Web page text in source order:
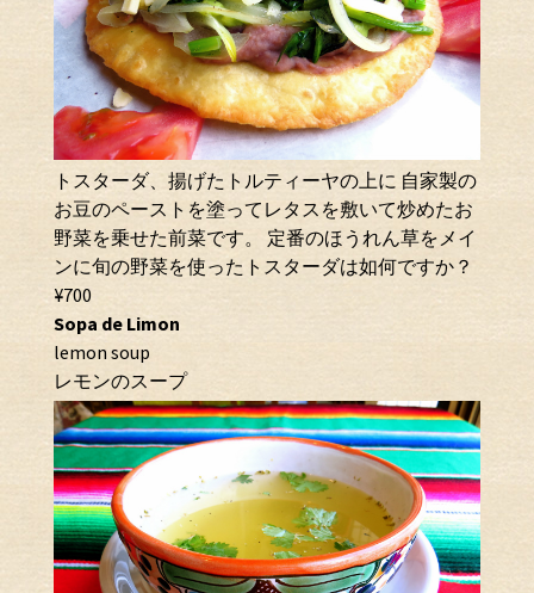
トスターダ、揚げたトルティーヤの上に 自家製の
お豆のペーストを塗ってレタスを敷いて炒めたお
野菜を乗せた前菜です。 定番のほうれん草をメイ
ンに旬の野菜を使ったトスターダは如何ですか？
¥700
Sopa de Limon
lemon soup
レモンのスープ